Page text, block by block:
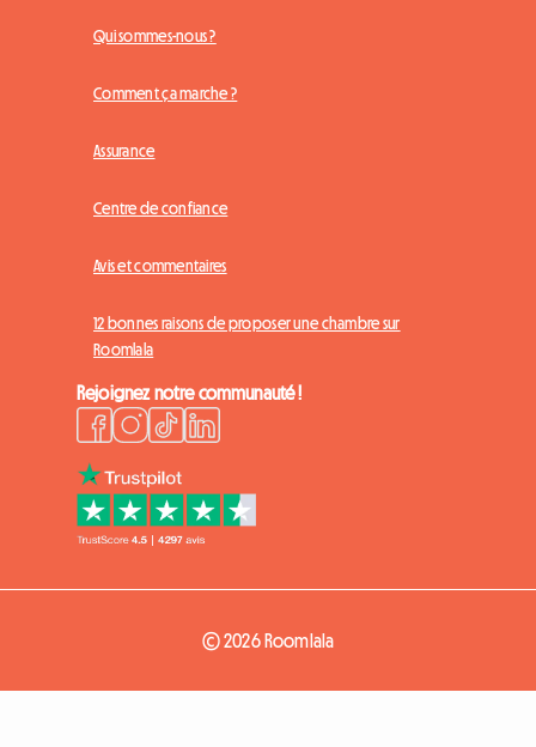
Qui sommes-nous ?
Comment ça marche ?
Assurance
Centre de confiance
Avis et commentaires
12 bonnes raisons de proposer une chambre sur
Roomlala
Rejoignez notre communauté !
© 2026 Roomlala